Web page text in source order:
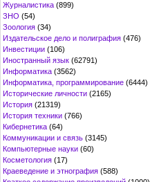
Журналистика (899)
ЗНО (54)
Зоология (34)
Издательское дело и полиграфия (476)
Инвестиции (106)
Иностранный язык (62791)
Информатика (3562)
Информатика, программирование (6444)
Исторические личности (2165)
История (21319)
История техники (766)
Кибернетика (64)
Коммуникации и связь (3145)
Компьютерные науки (60)
Косметология (17)
Краеведение и этнография (588)